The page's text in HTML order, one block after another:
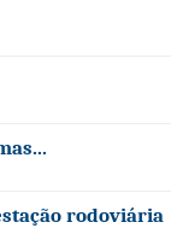
rodoviária